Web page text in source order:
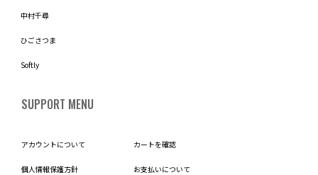
中村千尋
ひごさつま
Softly
SUPPORT MENU
アカウントについて
個人情報保護方針
カートを確認
お支払いについて